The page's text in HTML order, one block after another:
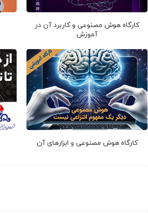
کارگاه هوش مصنوعی و کاربرد آن در
آموزش
کارگاه هوش مصنوعی و ابزارهای آن